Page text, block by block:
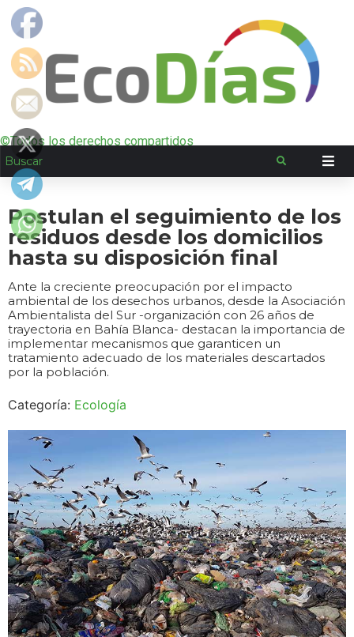
©Todos los derechos compartidos
Postulan el seguimiento de los
residuos desde los domicilios
hasta su disposición final
Ante la creciente preocupación por el impacto
ambiental de los desechos urbanos, desde la Asociación
Ambientalista del Sur -organización con 26 años de
trayectoria en Bahía Blanca- destacan la importancia de
implementar mecanismos que garanticen un
tratamiento adecuado de los materiales descartados
por la población.
Categoría: Ecología